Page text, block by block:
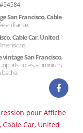
San Francisco, Cable
en france.
Cable Car, United
San Francisco,
: toiles, aluminium,
bache.
pour Affiche
Car, United